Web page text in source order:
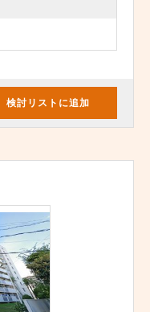
検討リスト に追加